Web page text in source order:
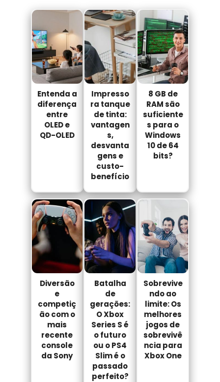
Entenda a
diferença
entre
OLED e
QD-OLED
Impresso
ra tanque
de tinta:
vantagen
s,
desvanta
gens e
custo-
benefício
8 GB de
RAM são
suficiente
s para o
Windows
10 de 64
bits?
Diversão
e
competiç
ão com o
mais
recente
console
da Sony
Batalha
de
gerações:
O Xbox
Series S é
o futuro
ou o PS4
Slim é o
passado
perfeito?
Sobrevive
ndo ao
limite: Os
melhores
jogos de
sobrevivê
ncia para
Xbox One